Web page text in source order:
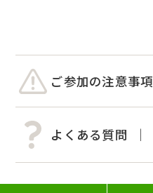
ご参加の注意事項
よくある質問